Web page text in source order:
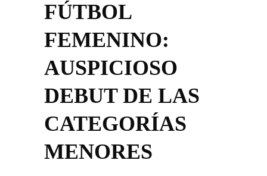
FÚTBOL
FEMENINO:
AUSPICIOSO
DEBUT DE LAS
CATEGORÍAS
MENORES